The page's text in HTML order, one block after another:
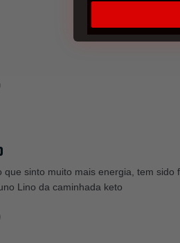
sinto muito mais energia, tem sido
Lino da caminhada keto